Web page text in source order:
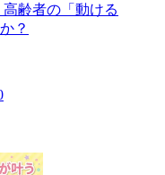
齢者の「動ける
？